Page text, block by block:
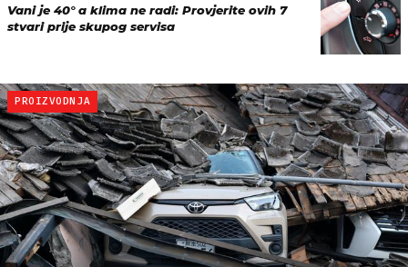
Vani je 40° a klima ne radi: Provjerite ovih 7
stvari prije skupog servisa
PROIZVODNJA